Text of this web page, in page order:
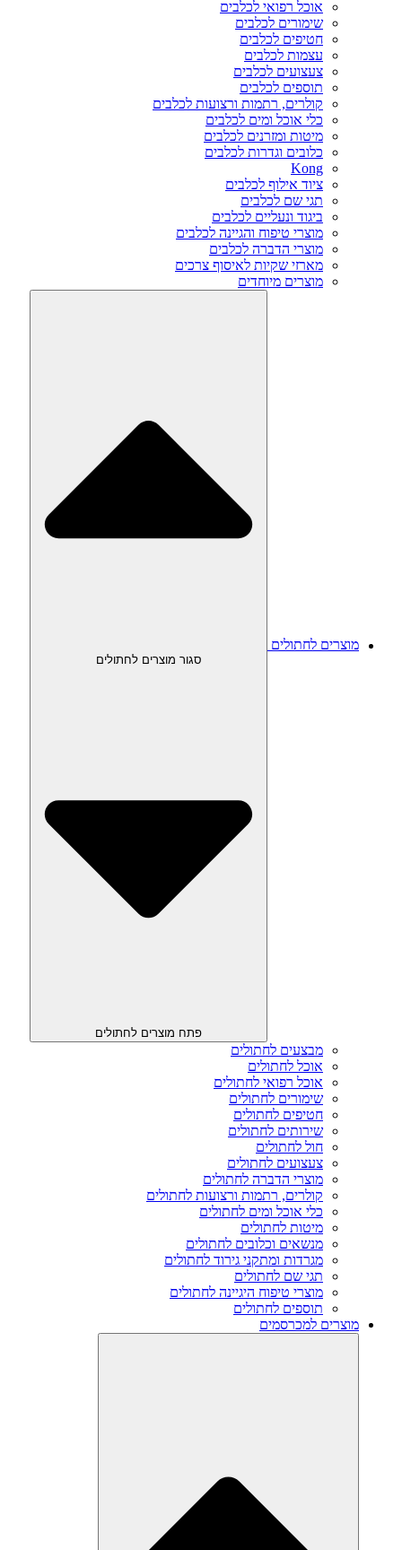
אוכל רפואי לכלבים
שימורים לכלבים
חטיפים לכלבים
עצמות לכלבים
צעצועים לכלבים
תוספים לכלבים
קולרים, רתמות ורצועות לכלבים
כלי אוכל ומים לכלבים
מיטות ומזרנים לכלבים
כלובים וגדרות לכלבים
Kong
ציוד אילוף לכלבים
תגי שם לכלבים
ביגוד ונעליים לכלבים
מוצרי טיפוח והגיינה לכלבים
מוצרי הדברה לכלבים
מארזי שקיות לאיסוף צרכים
מוצרים מיוחדים
מוצרים לחתולים
סגור מוצרים לחתולים
פתח מוצרים לחתולים
מבצעים לחתולים
אוכל לחתולים
אוכל רפואי לחתולים
שימורים לחתולים
חטיפים לחתולים
שירותים לחתולים
חול לחתולים
צעצועים לחתולים
מוצרי הדברה לחתולים
קולרים, רתמות ורצועות לחתולים
כלי אוכל ומים לחתולים
מיטות לחתולים
מנשאים וכלובים לחתולים
מגרדות ומתקני גירוד לחתולים
תגי שם לחתולים
מוצרי טיפוח היגיינה לחתולים
תוספים לחתולים
מוצרים למכרסמים